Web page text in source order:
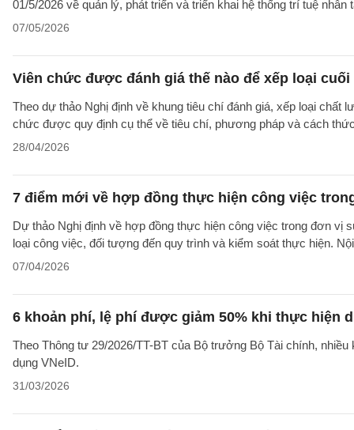
01/5/2026 về quản lý, phát triển và triển khai hệ thống trí tuệ nhân
07/05/2026
Viên chức được đánh giá thế nào để xếp loại
Theo dự thảo Nghị định về khung tiêu chí đánh giá, xếp loại
chức được quy định cụ thể về tiêu chí, phương pháp và cách
28/04/2026
7 điểm mới về hợp đồng thực hiện công việc
Dự thảo Nghị định về hợp đồng thực hiện công việc trong đơn vị
loại công việc, đối tượng đến quy trình và kiểm soát thực hiện.
07/04/2026
6 khoản phí, lệ phí được giảm 50% khi thực hiện
Theo Thông tư 29/2026/TT-BT của Bộ trưởng Bộ Tài chính,
dụng VNeID.
31/03/2026